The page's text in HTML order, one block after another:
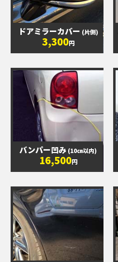
ドアミラーカバー (片側)
3,300円
バンパー凹み (10㎝以内)
16,500円